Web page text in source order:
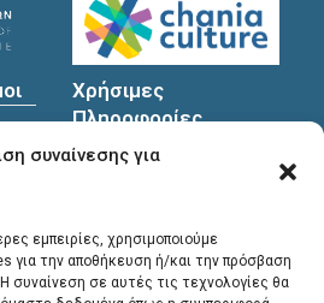
συναίνεσης για
εμπειρίες, χρησιμοποιούμε
για την αποθήκευση ή/και την πρόσβαση
συναίνεση σε αυτές τις τεχνολογίες θα
Χρήσιμες
Πληροφορίες
Διεύθυνση
Χανιά, 731 35
Τηλέφωνα